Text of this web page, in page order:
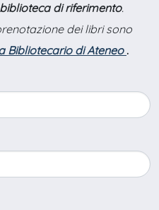
biblioteca di riferimento.
dei libri sono
Bibliotecario di Ateneo .